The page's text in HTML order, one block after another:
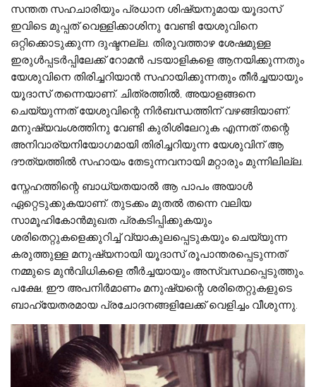
സന്തത സഹചാരിയും പ്രധാന ശിഷ്യനുമായ യൂദാസ്
ഇവിടെ മുപ്പത് വെള്ളിക്കാശിനു വേണ്ടി യേശുവിനെ
ഒറ്റിക്കൊടുക്കുന്ന ദുഷ്ടനല്ല. തിരുവത്താഴ ശേഷമുള്ള
ഇരുള്‍പ്പടര്‍പ്പിലേക്ക് റോമന്‍ പടയാളികളെ ആനയിക്കുന്നതും
യേശുവിനെ തിരിച്ചറിയാന്‍ സഹായിക്കുന്നതും തീര്‍ച്ചയായും
യൂദാസ് തന്നെയാണ്. ചിത്രത്തില്‍, അയാളങ്ങനെ
ചെയ്യുന്നത് യേശുവിന്റെ നിര്‍ബന്ധത്തിന് വഴങ്ങിയാണ്.
മനുഷ്യവംശത്തിനു വേണ്ടി കുരിശിലേറുക എന്നത് തന്റെ
അനിവാര്യനിയോഗമായി തിരിച്ചറിയുന്ന യേശുവിന് ആ
ദൗത്യത്തില്‍ സഹായം തേടുന്നവനായി മറ്റാരും മുന്നിലില്ല.
സ്നേഹത്തിന്റെ ബാധ്യതയാല്‍ ആ പാപം അയാള്‍
ഏറ്റെടുക്കുകയാണ്. തുടക്കം മുതല്‍ തന്നെ വലിയ
സാമൂഹികോന്‍മുഖത പ്രകടിപ്പിക്കുകയും
ശരിതെറ്റുകളെക്കുറിച്ച് വ്യാകുലപ്പെടുകയും ചെയ്യുന്ന
കരുത്തുള്ള മനുഷ്യനായി യൂദാസ് രൂപാന്തരപ്പെടുന്നത്
നമ്മുടെ മുന്‍വിധികളെ തീര്‍ച്ചയായും അസ്വസ്ഥപ്പെടുത്തും.
പക്ഷേ, ഈ അപനിര്‍മാണം മനുഷ്യന്റെ ശരിതെറ്റുകളുടെ
ബാഹ്യേതരമായ പ്രചോദനങ്ങളിലേക്ക് വെളിച്ചം വീശുന്നു.